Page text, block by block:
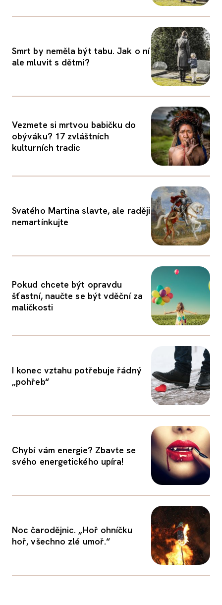
Smrt by neměla být tabu. Jak o ní
ale mluvit s dětmi?
Vezmete si mrtvou babičku do
obýváku? 17 zvláštních
kulturních tradic
Svatého Martina slavte, ale raději
nemartínkujte
Pokud chcete být opravdu
šťastní, naučte se být vděční za
maličkosti
I konec vztahu potřebuje řádný
„pohřeb“
Chybí vám energie? Zbavte se
svého energetického upíra!
Noc čarodějnic. „Hoř ohníčku
hoř, všechno zlé umoř.“